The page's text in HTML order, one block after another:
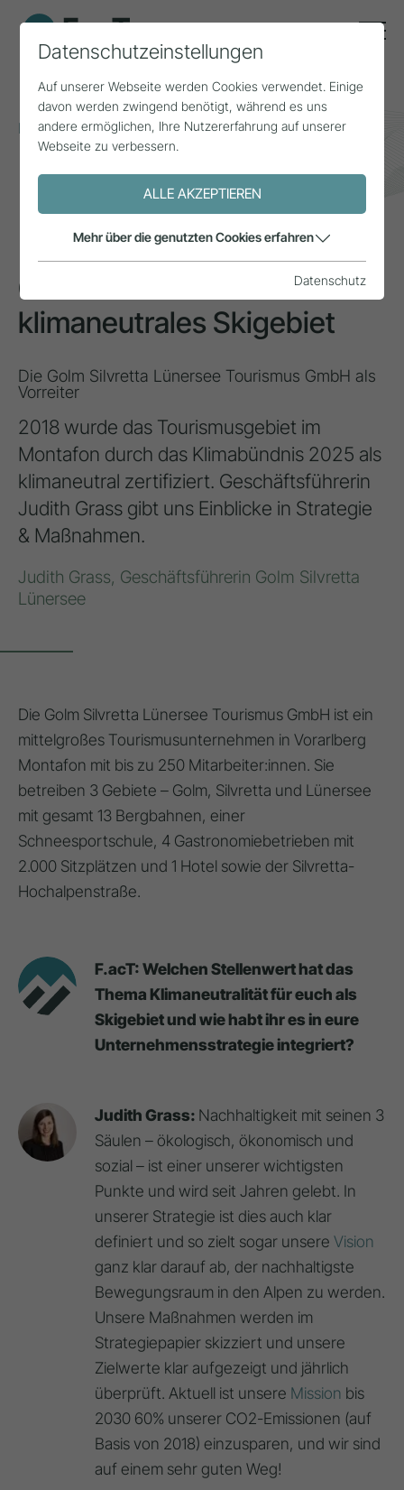
Home Themen
Klimawandel
Österreichs 1. klimaneutrales Skigebiet
INSPIRATION
Österreichs 1.
klimaneutrales Skigebiet
Die Golm Silvretta Lünersee Tourismus GmbH als
Vorreiter
2018 wurde das Tourismusgebiet im
Montafon durch das Klimabündnis 2025 als
klimaneutral zertifiziert. Geschäftsführerin
Judith Grass gibt uns Einblicke in Strategie
& Maßnahmen.
Judith Grass, Geschäftsführerin Golm Silvretta
Lünersee
Die Golm Silvretta Lünersee Tourismus GmbH ist ein
mittelgroßes Tourismusunternehmen in Vorarlberg
Montafon mit bis zu 250 Mitarbeiter:innen. Sie
betreiben 3 Gebiete – Golm, Silvretta und Lünersee
mit gesamt 13 Bergbahnen, einer
Schneesportschule, 4 Gastronomiebetrieben mit
2.000 Sitzplätzen und 1 Hotel sowie der Silvretta-
Hochalpenstraße.
F.acT: Welchen Stellenwert hat das
Thema Klimaneutralität für euch als
Skigebiet und wie habt ihr es in eure
Unternehmensstrategie integriert?
Judith Grass: Nachhaltigkeit mit seinen 3
Säulen – ökologisch, ökonomisch und
sozial – ist einer unserer wichtigsten
Punkte und wird seit Jahren gelebt. In
unserer Strategie ist dies auch klar
definiert und so zielt sogar unsere Vision
ganz klar darauf ab, der nachhaltigste
Bewegungsraum in den Alpen zu werden.
Unsere Maßnahmen werden im
Strategiepapier skizziert und unsere
Zielwerte klar aufgezeigt und jährlich
überprüft. Aktuell ist unsere Mission bis
2030 60% unserer CO2-Emissionen (auf
Basis von 2018) einzusparen, und wir sind
auf einem sehr guten Weg!
Datenschutzeinstellungen
Auf unserer Webseite werden Cookies verwendet. Einige
davon werden zwingend benötigt, während es uns
andere ermöglichen, Ihre Nutzererfahrung auf unserer
Webseite zu verbessern.
ALLE AKZEPTIEREN
Mehr über die genutzten Cookies erfahren
Datenschutz